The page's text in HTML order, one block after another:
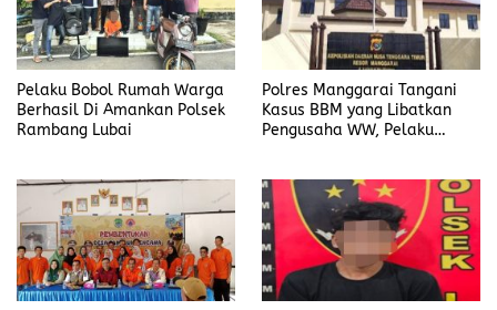
Pelaku Bobol Rumah Warga
Berhasil Di Amankan Polsek
Rambang Lubai
Polres Manggarai Tangani
Kasus BBM yang Libatkan
Pengusaha WW, Pelaku